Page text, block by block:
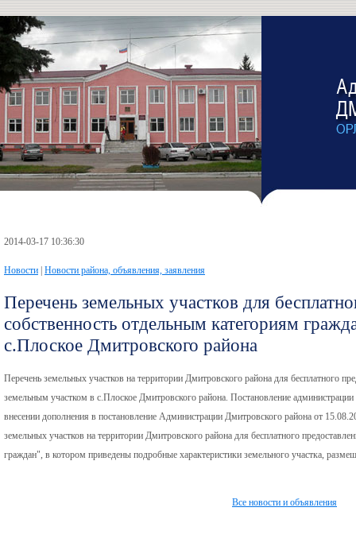
2014-03-17 10:36:30
Новости Новости района, объявления, заявления
Перечень земельных участков для
собственность отдельным категориям
с.Плоское Дмитровского района
Перечень земельных участков на территории Дмитровского района для бесплатного
земельным участком в с.Плоское Дмитровского района. Постановление
внесении дополнения в постановление Администрации Дмитровского района от
земельных участков на территории Дмитровского района для бесплатного
граждан", в котором приведены подробные характеристики земельного участка,
Все новости и объявления